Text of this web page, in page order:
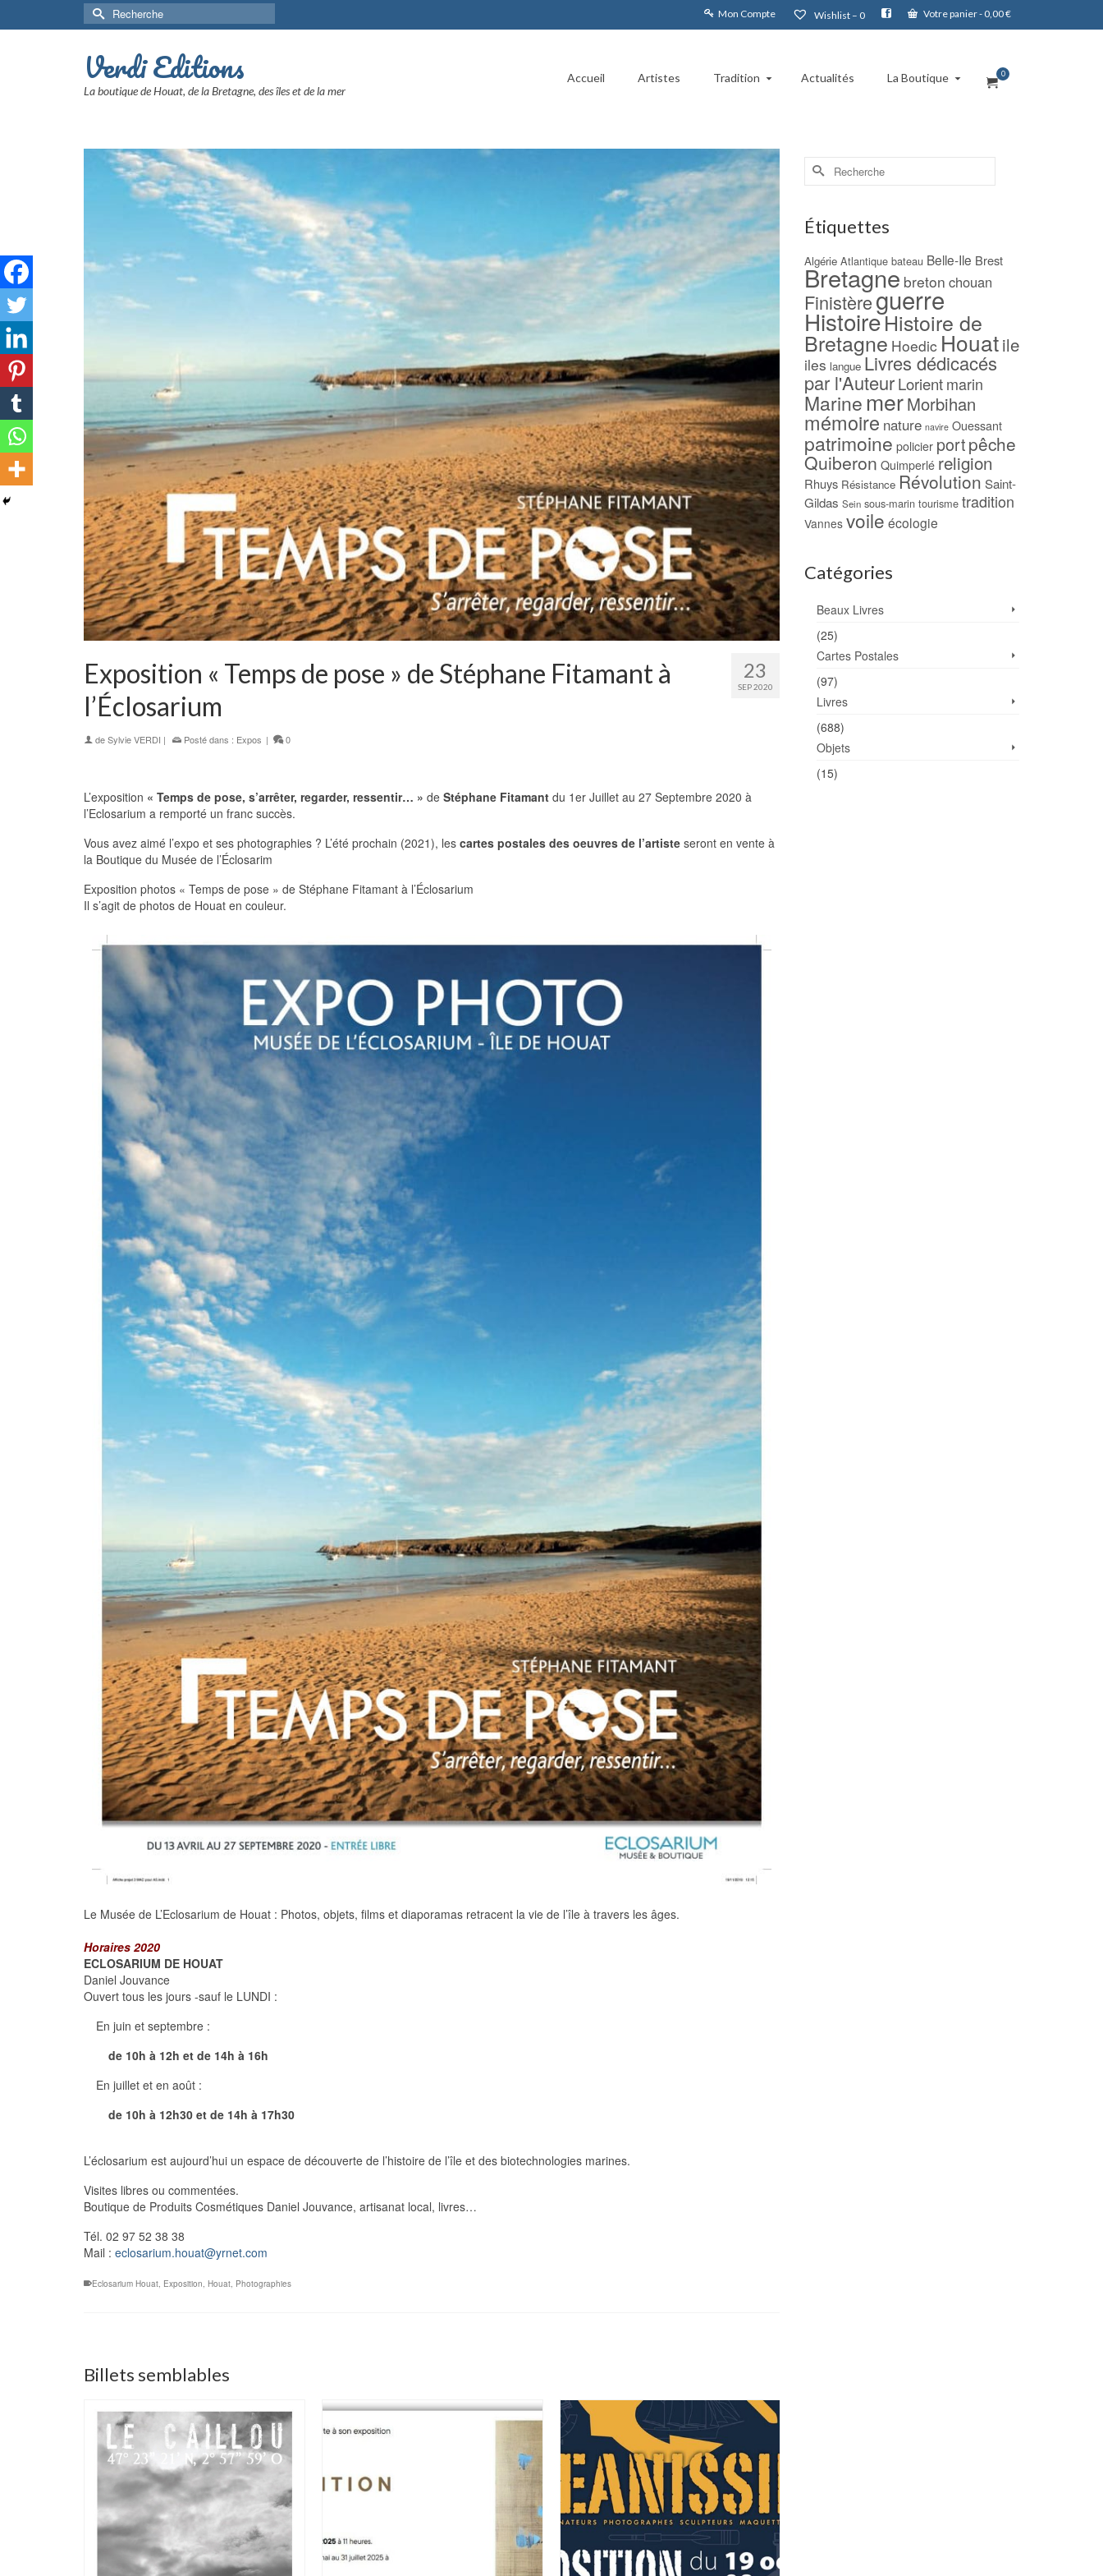
Mon Compte Wishlist – 0 Votre panier- 0,00€
Rechercher :
Verdi Editions
La boutique de Houat, de la Bretagne, des îles et de la mer
Accueil Artistes Tradition Actualités La Boutique 0
23
SEP 2020
Exposition « Temps de pose » de Stéphane Fitamant à
l’Éclosarium
deSylvie VERDI | Posté dans : Expos | 0
L’exposition « Temps de pose, s’arrêter, regarder, ressentir… » de Stéphane Fitamant du 1er Juillet au 27 Septembre 2020 à
l’Eclosarium a remporté un franc succès.
Vous avez aimé l’expo et ses photographies ? L’été prochain (2021), les cartes postales des oeuvres de l’artiste seront en vente à
la Boutique du Musée de l’Éclosarim
Exposition photos « Temps de pose » de Stéphane Fitamant à l’Éclosarium
Il s’agit de photos de Houat en couleur.
Le Musée de L’Eclosarium de Houat : Photos, objets, films et diaporamas retracent la vie de l’île à travers les âges.
Horaires 2020
ECLOSARIUM DE HOUAT
Daniel Jouvance
Ouvert tous les jours -sauf le LUNDI :
En juin et septembre :
de 10h à 12h et de 14h à 16h
En juillet et en août :
de 10h à 12h30 et de 14h à 17h30
L’éclosarium est aujourd’hui un espace de découverte de l’histoire de l’île et des biotechnologies marines.
Visites libres ou commentées.
Boutique de Produits Cosmétiques Daniel Jouvance, artisanat local, livres…
Tél. 02 97 52 38 38
Mail : eclosarium.houat@yrnet.com
Eclosarium Houat Exposition Houat Photographies
Billets semblables
Rechercher :
Étiquettes
Algérie Atlantique bateau Belle-Ile Brest
Bretagne breton chouan
Finistèreguerre
HistoireHistoire de
Bretagne Hoedic Houatile
iles langue Livres dédicacés
par l'Auteur Lorient marin
MarinemerMorbihan
mémoire nature navire Ouessant
patrimoine policier portpêche
Quiberon Quimperlé religion
Rhuys Résistance Révolution Saint-
Gildas Sein sous-marin tourisme tradition
Vannes voile écologie
Catégories
Beaux Livres
(25)
Cartes Postales
(97)
Livres
(688)
Objets
(15)